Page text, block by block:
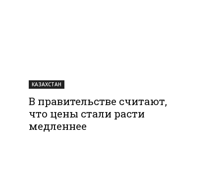
КАЗАХСТАН
В правительстве считают,
что цены стали расти
медленнее